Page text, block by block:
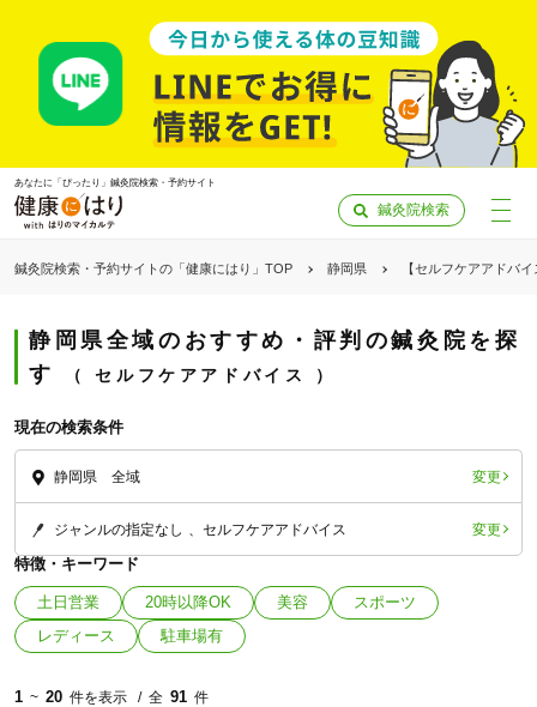
あなたに「ぴったり」鍼灸院検索・予約サイト
鍼灸院検索
鍼灸院検索・予約サイトの「健康にはり」TOP 静岡県 【セルフケアアドバ
静岡県全域のおすすめ・評判の鍼灸院を探
す
セルフケアアドバイス
現在の検索条件
静岡県 全域 変更
ジャンルの指定なし セルフケアアドバイス 変更
特徴・キーワード
土日営業 20時以降OK 美容
スポーツ
レディース
駐車場有
1 ~ 20 件を表示 全 91 件
「健康にはりを見た」